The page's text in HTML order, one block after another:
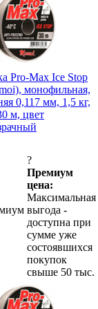
Pro-Max Ice Stop
монофильная,
0,117 мм, 1,5 кг,
м, цвет
?
Премиум
цена:
Максимальная
выгода -
доступна при
сумме уже
состоявшихся
покупок
свыше 50 тыс.